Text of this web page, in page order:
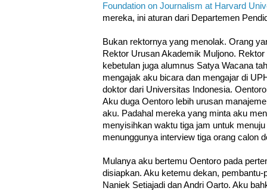
Foundation on Journalism at Harvard
mereka, ini aturan dari Departemen
Bukan rektornya yang menolak. Orang
Rektor Urusan Akademik Muljono.
kebetulan juga alumnus Satya Wacana
mengajak aku bicara dan mengajar di
doktor dari Universitas Indonesia.
Aku duga Oentoro lebih urusan
aku. Padahal mereka yang minta aku
menyisihkan waktu tiga jam untuk
menunggunya interview tiga orang calon
Mulanya aku bertemu Oentoro pada
disiapkan. Aku ketemu dekan,
Naniek Setiajadi dan Andri Oarto. Aku